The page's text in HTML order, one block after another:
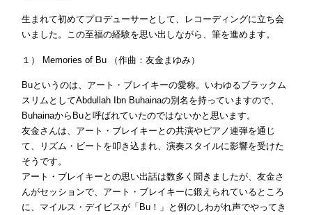
生まれて初めてプロデューサーとして、レコーディングに立ち会
いました。この至福の経験を思い出しながら、筆を進めます。
１） Memories of Bu （作曲：友金まゆみ）
Buというのは、アート・ブレイキーの愛称。いわゆるブラックム
スリムとしてAbdullah Ibn Buhainaの別名を持っていますので、
BuhainaからBuと呼ばれていたのではないかと思います。
友金さんは、アート・ブレイキーとの共演やピアノ連弾を通じ
て、リズム・ビートを叩き込まれ、演奏スタイルに影響を受けた
そうです。
アート・ブレイキーとの思い出話は数多く聞きましたが、友金さ
んがセッションで、アート・ブレイキーに鍛えられているところ
に、マイルス・デイビスが「Bu！」と例のしわがれ声でやってき